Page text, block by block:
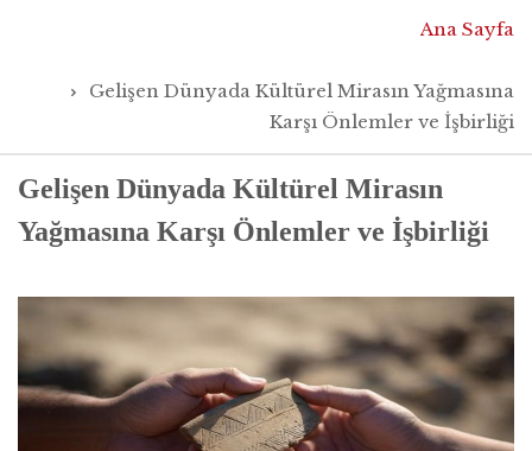
Ana Sayfa
Gelişen Dünyada Kültürel Mirasın Yağmasına
Karşı Önlemler ve İşbirliği
Gelişen Dünyada Kültürel Mirasın
Yağmasına Karşı Önlemler ve İşbirliği